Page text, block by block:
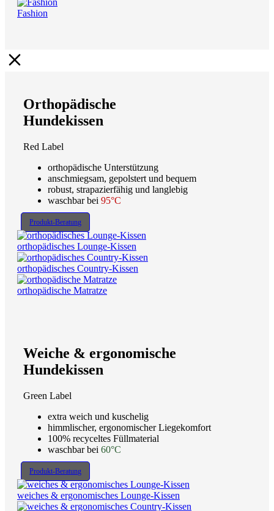
Fashion
Orthopädische
Hundekissen
Red Label
orthopädische Unterstützung
anschmiegsam, gepolstert und bequem
robust, strapazierfähig und langlebig
waschbar bei 95°C
Produkt-Beratung
orthopädisches Lounge-Kissen
orthopädisches Country-Kissen
orthopädische Matratze
Weiche & ergonomische
Hundekissen
Green Label
extra weich und kuschelig
himmlischer, ergonomischer Liegekomfort
100% recyceltes Füllmaterial
waschbar bei 60°C
Produkt-Beratung
weiches & ergonomisches Lounge-Kissen